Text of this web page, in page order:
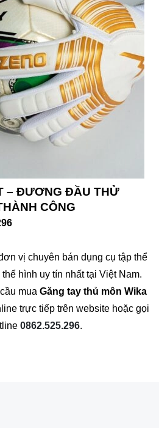
– ĐƯƠNG ĐẦU THỬ
CÔNG
vị chuyên bán dụng cụ tập thể
hình uy tín nhất tại Việt Nam.
mua Găng tay thủ môn Wika
trực tiếp trên website hoặc gọi
0862.525.296.